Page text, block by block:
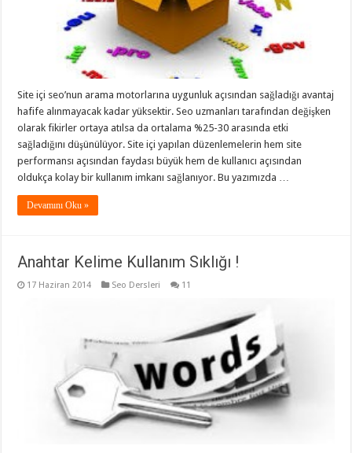
Site içi seo’nun arama motorlarına uygunluk açısından sağladığı avantaj
hafife alınmayacak kadar yüksektir. Seo uzmanları tarafından değişken
olarak fikirler ortaya atılsa da ortalama %25-30 arasında etki
sağladığını düşünülüyor. Site içi yapılan düzenlemelerin hem site
performansı açısından faydası büyük hem de kullanıcı açısından
oldukça kolay bir kullanım imkanı sağlanıyor. Bu yazımızda …
Devamını Oku »
Anahtar Kelime Kullanım Sıklığı !
17 Haziran 2014 Seo Dersleri 11